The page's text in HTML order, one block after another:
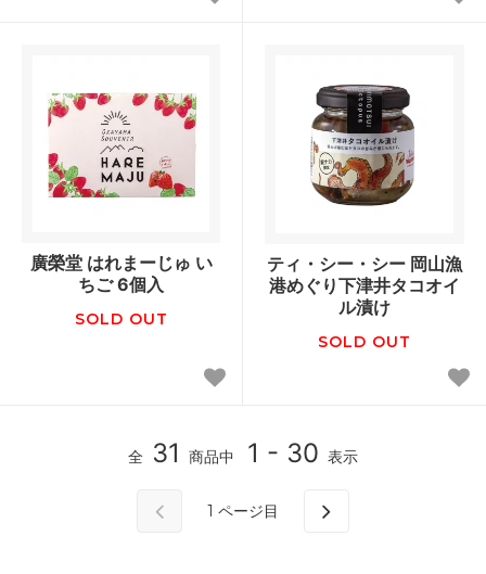
廣榮堂 はれまーじゅ い
ちご 6個入
SOLD OUT
ティ・シー・シー 岡山漁
港めぐり下津井タコオイ
ル漬け
SOLD OUT
全 31 商品中 1 - 30 表示
1 ページ目